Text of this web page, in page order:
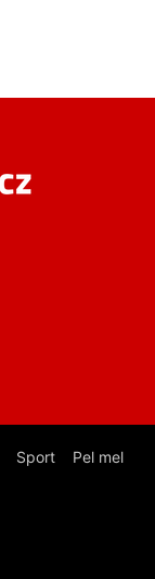
Sport Pel mel